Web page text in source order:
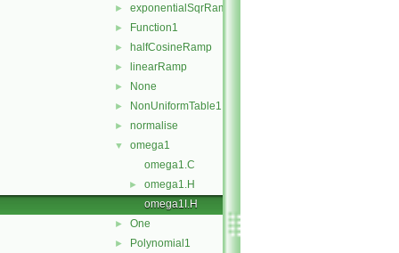
► exponentialSqrRamp
► Function1
► halfCosineRamp
► linearRamp
► None
► NonUniformTable1
► normalise
▼
omega1
omega1.C
►
omega1.H
omega1I.H
► One
► Polynomial1